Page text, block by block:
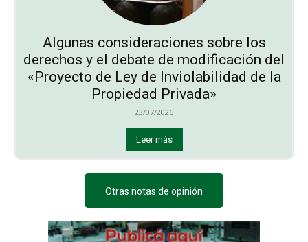
Algunas consideraciones sobre los
derechos y el debate de modificación del
«Proyecto de Ley de Inviolabilidad de la
Propiedad Privada»
23/07/2026
Leer más
Otras notas de opinión